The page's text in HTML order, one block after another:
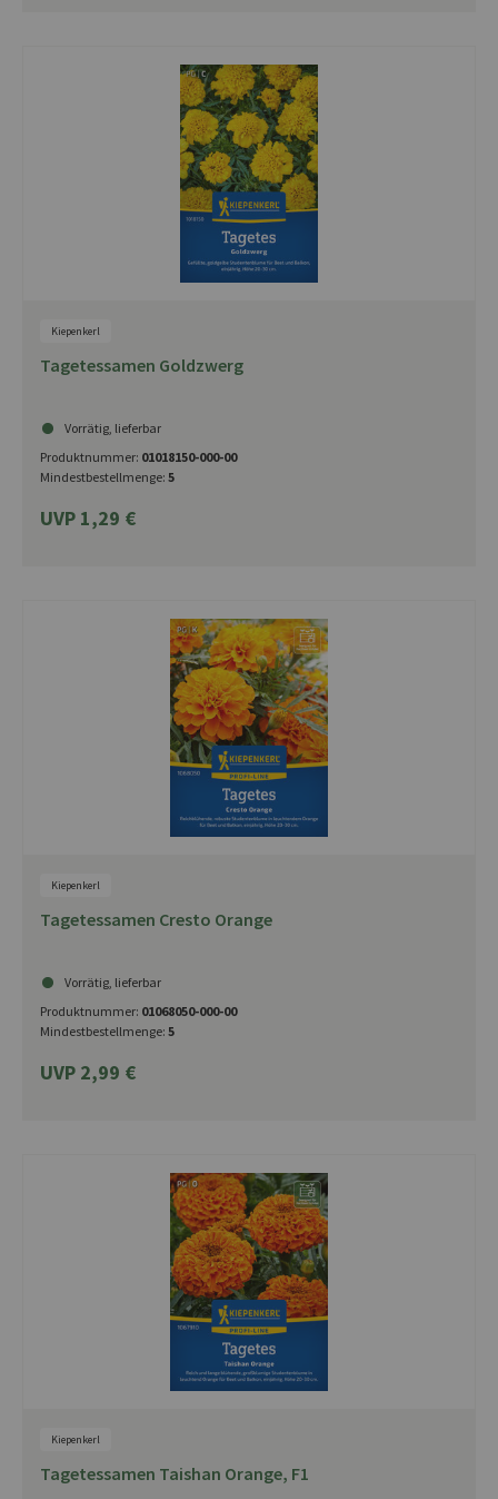
Kiepenkerl
Tagetessamen Goldzwerg
Vorrätig, lieferbar
Produktnummer: 01018150-000-00
Mindestbestellmenge: 5
UVP 1,29 €
Kiepenkerl
Tagetessamen Cresto Orange
Vorrätig, lieferbar
Produktnummer: 01068050-000-00
Mindestbestellmenge: 5
UVP 2,99 €
Kiepenkerl
Tagetessamen Taishan Orange, F1